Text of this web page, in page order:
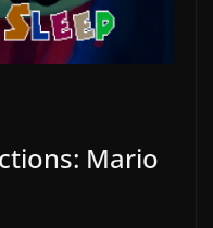
Mario